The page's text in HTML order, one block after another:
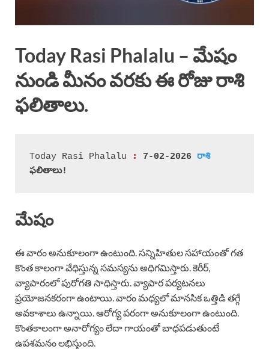
Today Rasi Phalalu – మేషం
నుండి మీనం వరకు ఈ రోజు రాశి
ఫలితాలు.
Today Rasi Phalalu : 7-02-2026 రాశి
ఫలితాలు!
మేషం
ఈ వారం అనుకూలంగా ఉంటుంది. సన్నిహితుల సహాయంతో గత
కొంత కాలంగా వేధిస్తున్న సమస్యను అధిగమిస్తారు. కెరీర్,
వ్యాపారంలో పురోగతి సాధిస్తారు. వ్యాపార పర్యటనలు
ప్రయోజనకరంగా ఉంటాయి. వారం మధ్యలో మానసిక ఒత్తిడి తగ్గే
అవకాశాలు ఉన్నాయి. ఆరోగ్య పరంగా అనుకూలంగా ఉంటుంది.
కొంతకాలంగా అనారోగ్యం లేదా గాయంతో బాధపడుతుంటే
ఉపశమనం లభిస్తుంది.